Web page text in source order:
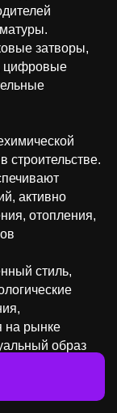
затворы,
цифровые
активно
отопления,
стиль,
на рынке
образ